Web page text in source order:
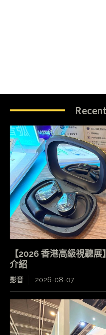
【2026 香港高級視聽
介紹
影音 2026-08-07